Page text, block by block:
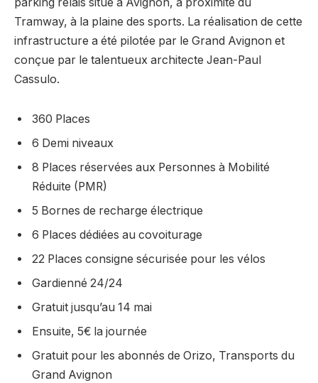
parking relais situé à Avignon, à proximité du
Tramway, à la plaine des sports. La réalisation de cette
infrastructure a été pilotée par le Grand Avignon et
conçue par le talentueux architecte Jean-Paul
Cassulo.
360 Places
6 Demi niveaux
8 Places réservées aux Personnes à Mobilité
Réduite (PMR)
5 Bornes de recharge électrique
6 Places dédiées au covoiturage
22 Places consigne sécurisée pour les vélos
Gardienné 24/24
Gratuit jusqu’au 14 mai
Ensuite, 5€ la journée
Gratuit pour les abonnés de Orizo, Transports du
Grand Avignon